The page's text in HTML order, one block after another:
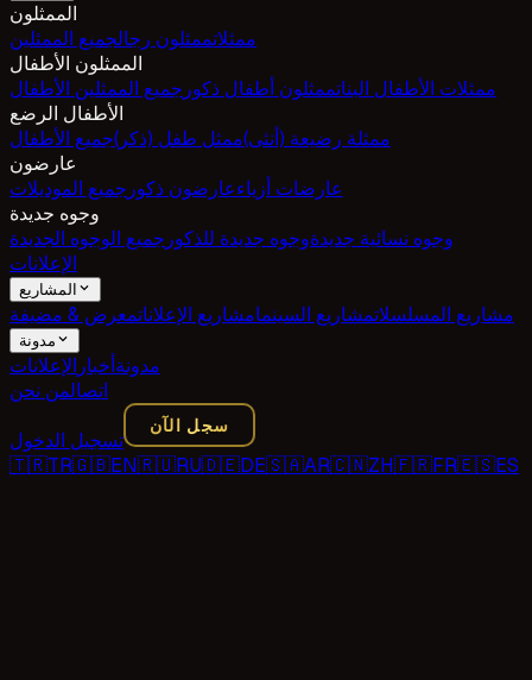
الممثلون
ممثلاتممثلون رجالجميع الممثلين
الممثلون الأطفال
ممثلات الأطفال البناتممثلون أطفال ذكور جميع الممثلين الأطفال
الأطفال الرضع
ممثلة رضيعة (أنثى)ممثل طفل (ذكر)جميع الأطفال
عارضون
عارضات أزياءعارضون ذكور جميع الموديلات
وجوه جديدة
وجوه نسائية جديدةوجوه جديدة للذكور جميع الوجوه الجديدة
الإعلانات
المشاريع
مشاريع المسلسلاتمشاريع السينمامشاريع الإعلاناتمعرض & مضيفة
مدونة
مدونةأخبار الإعلانات
اتصالمن نحن
تسجيل الدخول
سجل الآن
🇹🇷TR🇬🇧EN🇷🇺RU🇩🇪DE🇸🇦AR🇨🇳ZH🇫🇷FR🇪🇸ES